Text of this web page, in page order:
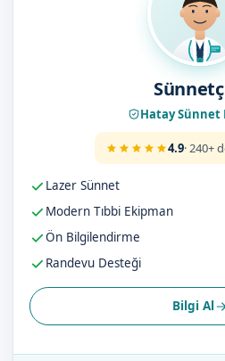
Hatay Sünnet
4.9· 240+
Lazer Sünnet
Modern Tıbbi Ekipman
Ön Bilgilendirme
Randevu Desteği
Bilgi Al